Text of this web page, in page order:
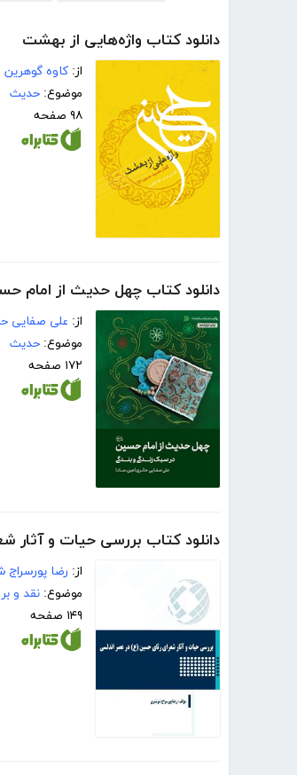
دانلود کتاب واژه‌هایی از بهشت
از: کاوه گوهرین
موضوع: حدیث
۹۸ صفحه
دانلود کتاب چهل حدیث از امام
از: علی صفایی
موضوع: حدیث
۱۷۲ صفحه
دانلود کتاب بررسی حیات و آثار
از: رضا
موضوع: نقد و
۱۴۹ صفحه